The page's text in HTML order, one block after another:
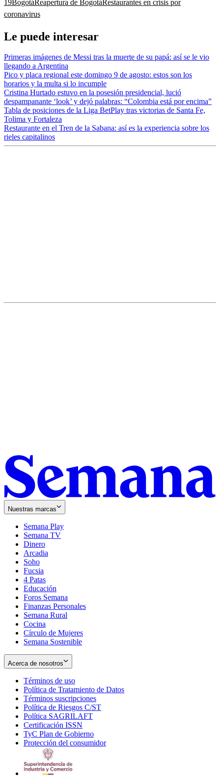
19Bogotá Reapertura de Bogotá Restaurantes en crisis por
coronavirus
Le puede interesar
Primeras imágenes de Messi tras la muerte de su papá: así se le vio
llegando a Argentina
Pico y placa regional este domingo 9 de agosto: estos son los
horarios y la multa si lo incumple
Cristina Hurtado estuvo en la posesión presidencial, lució
despampanante ‘look’ y dejó palabras: “Colombia está por encima”
Tabla de posiciones de la Liga BetPlay tras victorias de Santa Fe,
Tolima y Fortaleza
Restaurante en el Tren de la Sabana: así es la experiencia sobre los
rieles capitalinos
Nuestras marcas
Semana Play
Semana TV
Dinero
Arcadia
Soho
in
new
window
Fucsia
in
new
window
4 Patas
Educación
Foros Semana
Finanzas Personales
Semana Rural
Cocina
Círculo de Mujeres
Semana Sostenible
Acerca de nosotros
Términos de uso
in
new
window
Política de Tratamiento de Datos
Términos suscripciones
in
Política de Riesgos C/ST
Política SAGRILAFT
new
window
Certificación ISSN
in
new
TyC Plan de Gobierno
in
Protección del consumidorOpens